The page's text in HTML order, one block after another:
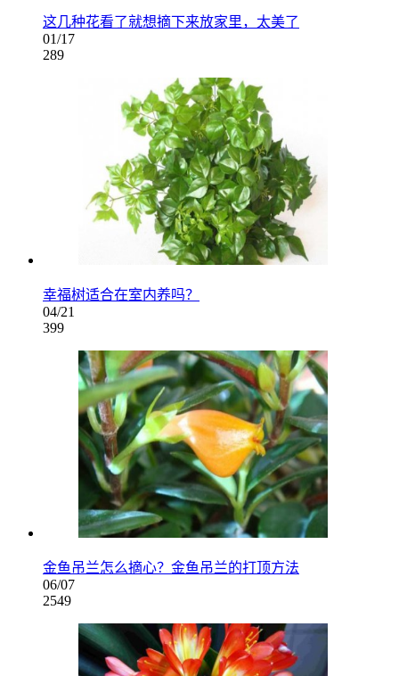
这几种花看了就想摘下来放家里，太美了
01/17
289
幸福树适合在室内养吗？
04/21
399
金鱼吊兰怎么摘心？金鱼吊兰的打顶方法
06/07
2549